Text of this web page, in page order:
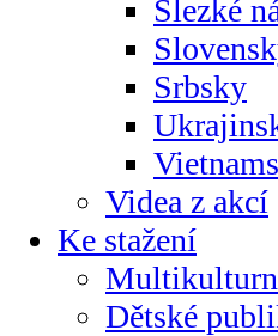
Slezké
Srbsky
Videa z akcí
Ke stažení
Dětské